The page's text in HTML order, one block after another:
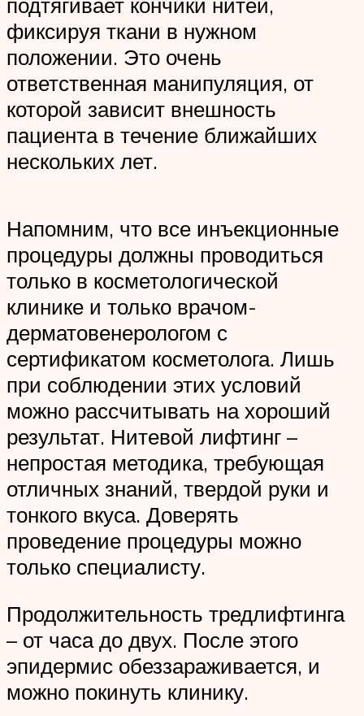
фиксируя ткани в нужном
положении. Это очень
ответственная манипуляция, от
которой зависит внешность
пациента в течение ближайших
нескольких лет.
Напомним, что все инъекционные
процедуры должны проводиться
только в косметологической
клинике и только врачом-
дерматовенерологом с
сертификатом косметолога. Лишь
при соблюдении этих условий
можно рассчитывать на хороший
результат. Нитевой лифтинг –
непростая методика, требующая
отличных знаний, твердой руки и
тонкого вкуса. Доверять
проведение процедуры можно
только специалисту.
Продолжительность тредлифтинга
– от часа до двух. После этого
эпидермис обеззараживается, и
можно покинуть клинику.